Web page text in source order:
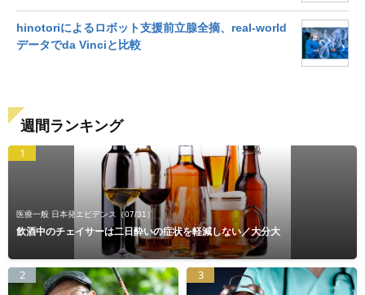
hinotoriによるロボット支援前立腺全摘、real-world
データでda Vinciと比較
週間ランキング
1
医療一般 日本発エビデンス （07/31）
飲酒中のチェイサーは二日酔いの症状を軽減しない／大分大
2 3